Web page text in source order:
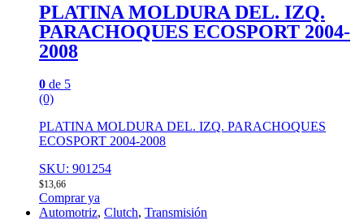
PLATINA MOLDURA DEL. IZQ.
PARACHOQUES ECOSPORT 2004-
2008
0 de 5
(0)
PLATINA MOLDURA DEL. IZQ. PARACHOQUES
ECOSPORT 2004-2008
SKU: 901254
$13,66
Comprar ya
Automotriz, Clutch, Transmisión